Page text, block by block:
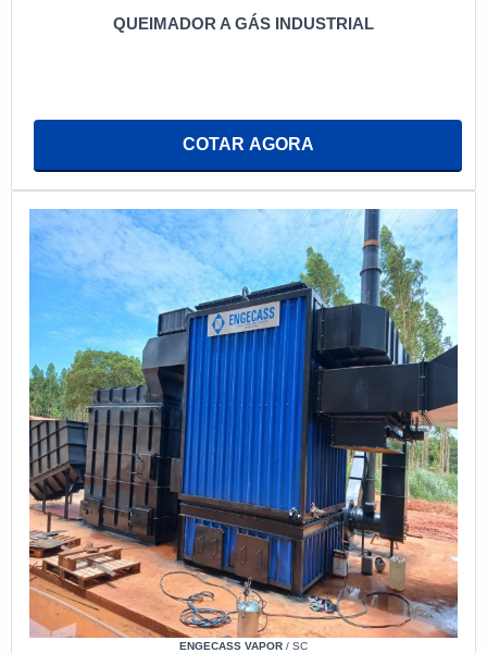
QUEIMADOR A GÁS INDUSTRIAL
COTAR AGORA
ENGECASS VAPOR / SC